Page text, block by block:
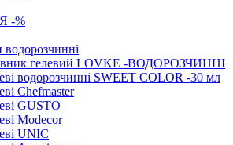
-%
гелевий LOVKE -ВОДОРОЗЧИННІ
водорозчинні SWEET COLOR -30 мл
Chefmaster
GUSTO
Modecor
UNIC